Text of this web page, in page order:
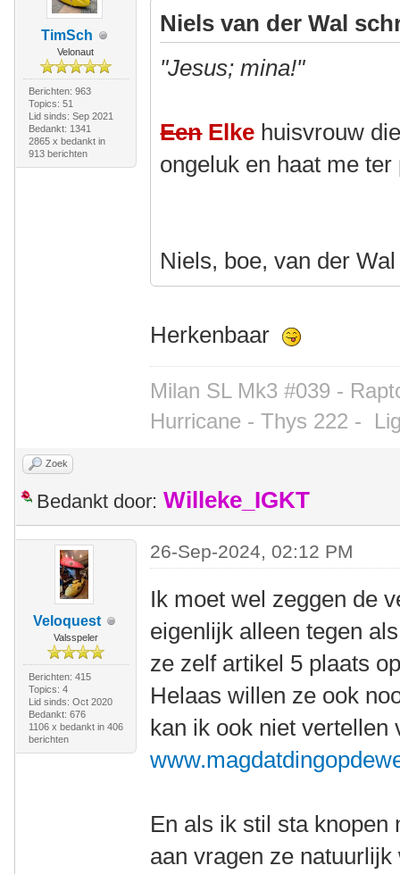
TimSch
Velonaut
Berichten: 963
Topics: 51
Lid sinds: Sep 2021
Bedankt: 1341
2865 x bedankt in
913 berichten
Niels van der Wal
"Jesus; mina!"
EenElke huisvrouw
ongeluk en haat me ter
Niels, boe, van der Wal
Herkenbaar
Milan SL Mk3 #039 -
Hurricane - Thys 222 -
Zoek
Bedankt door: Willeke_IGKT
Veloquest
Valsspeler
Berichten: 415
Topics: 4
Lid sinds: Oct 2020
Bedankt: 676
1106 x bedankt in 406
berichten
26-Sep-2024, 02:12 PM
Ik moet wel zeggen de
eigenlijk alleen tegen
ze zelf artikel 5 plaats
Helaas willen ze ook
kan ik ook niet vertellen
En als ik stil sta knopen
aan vragen ze